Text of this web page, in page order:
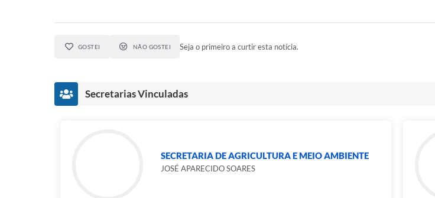
GOSTEI NÃO GOSTEI Seja o primeiro a curtir esta notícia.
Secretarias Vinculadas
SECRETARIA DE AGRICULTURA E MEIO AMBIENTE
JOSÉ APARECIDO SOARES